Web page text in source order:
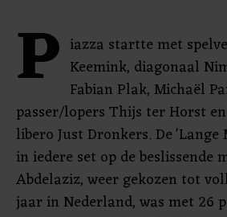
P iazza startte met
Keemink, diagonaal
Fabian Plak, Michaël
passer/lopers Thijs ter Horst
libero Just Dronkers. De 'Lange
in iedere set op de beslissende
Abdelaziz, weer gekozen tot
jaar in Nederland, was met 26